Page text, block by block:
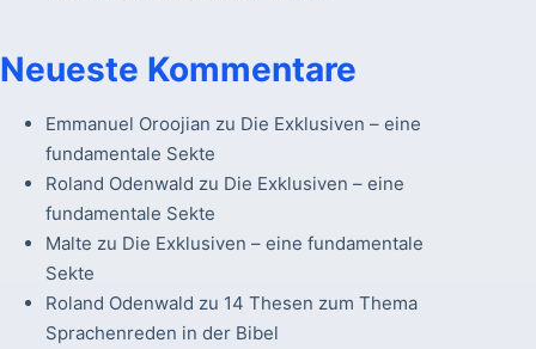
Neueste Kommentare
Emmanuel Oroojian zu Die Exklusiven – eine
fundamentale Sekte
Roland Odenwald zu Die Exklusiven – eine
fundamentale Sekte
Malte zu Die Exklusiven – eine fundamentale
Sekte
Roland Odenwald zu 14 Thesen zum Thema
Sprachenreden in der Bibel